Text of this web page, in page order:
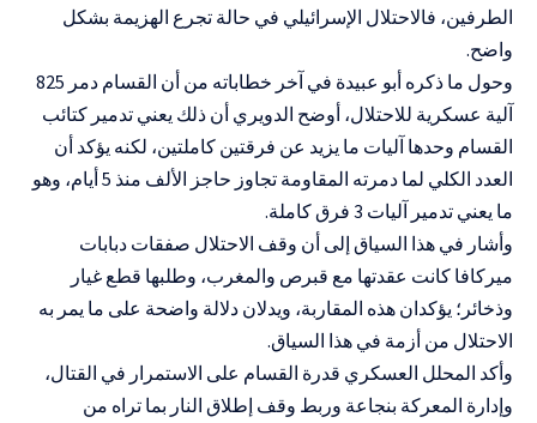
الطرفين، فالاحتلال الإسرائيلي في حالة تجرع الهزيمة بشكل
واضح.
وحول ما ذكره أبو عبيدة في آخر خطاباته من أن القسام دمر 825
آلية عسكرية للاحتلال، أوضح الدويري أن ذلك يعني تدمير كتائب
القسام وحدها آليات ما يزيد عن فرقتين كاملتين، لكنه يؤكد أن
العدد الكلي لما دمرته المقاومة تجاوز حاجز الألف منذ 5 أيام، وهو
ما يعني تدمير آليات 3 فرق كاملة.
وأشار في هذا السياق إلى أن وقف الاحتلال صفقات دبابات
ميركافا كانت عقدتها مع قبرص والمغرب، وطلبها قطع غيار
وذخائر؛ يؤكدان هذه المقاربة، ويدلان دلالة واضحة على ما يمر به
الاحتلال من أزمة في هذا السياق.
وأكد المحلل العسكري قدرة القسام على الاستمرار في القتال،
وإدارة المعركة بنجاعة وربط وقف إطلاق النار بما تراه من